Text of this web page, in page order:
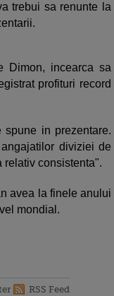
trebui sa renunte la
Dimon, incearca sa
profituri record
in prezentare.
diviziei de
relativ consistenta".
avea la finele anului
mondial.
RSS Feed